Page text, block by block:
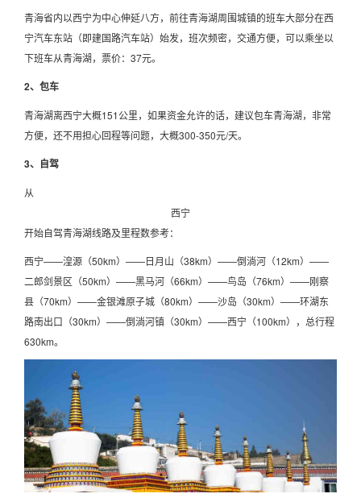
青海省内以西宁为中心伸延八方，前往青海湖周围城镇的班车大部分在西
宁汽车东站（即建国路汽车站）始发，班次频密，交通方便，可以乘坐以
下班车从青海湖，票价：37元。
2、包车
青海湖离西宁大概151公里，如果资金允许的话，建议包车青海湖，非常
方便，还不用担心回程等问题，大概300-350元/天。
3、自驾
从
西宁
开始自驾青海湖线路及里程数参考：
西宁——湟源（50km）——日月山（38km）——倒淌河（12km）——
二郎剑景区（50km）——黑马河（66km）——鸟岛（76km）——刚察
县（70km）——金银滩原子城（80km）——沙岛（30km）——环湖东
路南出口（30km）——倒淌河镇（30km）——西宁（100km），总行程
630km。